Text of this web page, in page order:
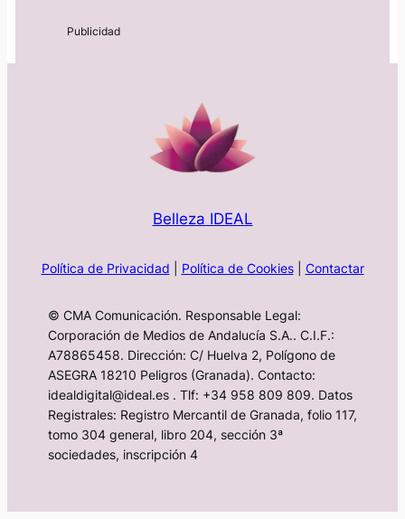
Belleza IDEAL
Política de Privacidad Política de Cookies| Contactar
© CMA Comunicación. Responsable Legal:
Corporación de Medios de Andalucía S.A.. C.I.F.:
A78865458. Dirección: C/ Huelva 2, Polígono de
ASEGRA 18210 Peligros (Granada). Contacto:
idealdigital@ideal.es . Tlf: +34 958 809 809. Datos
Registrales: Registro Mercantil de Granada, folio 117,
tomo 304 general, libro 204, sección 3ª
sociedades, inscripción 4